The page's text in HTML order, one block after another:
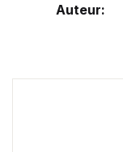
Auteur: